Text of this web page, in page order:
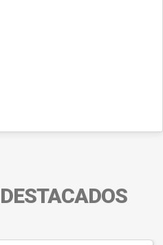
DESTACADOS